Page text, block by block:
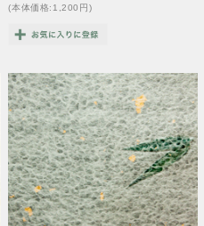
(本体価格:1,200円)